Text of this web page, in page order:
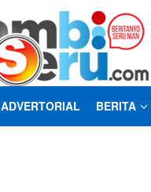
ADVERTORIAL BERITA